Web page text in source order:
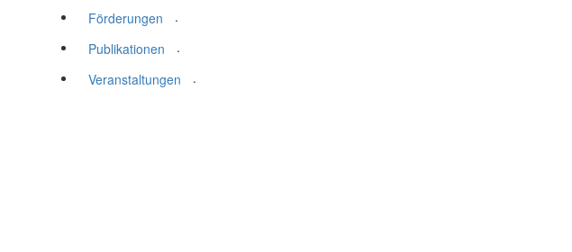
Förderungen
.
Publikationen
.
Veranstaltungen
.